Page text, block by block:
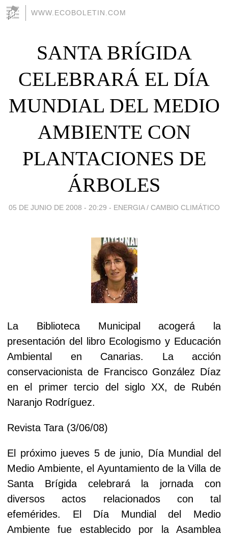
WWW.ECOBOLETIN.COM
SANTA BRÍGIDA
CELEBRARÁ EL DÍA
MUNDIAL DEL MEDIO
AMBIENTE CON
PLANTACIONES DE
ÁRBOLES
05 DE JUNIO DE 2008 - 20:29 - ENERGIA / CAMBIO CLIMÁTICO
La Biblioteca Municipal acogerá la
presentación del libro Ecologismo y Educación
Ambiental en Canarias. La acción
conservacionista de Francisco González Díaz
en el primer tercio del siglo XX, de Rubén
Naranjo Rodríguez.
Revista Tara (3/06/08)
El próximo jueves 5 de junio, Día Mundial del
Medio Ambiente, el Ayuntamiento de la Villa de
Santa Brígida celebrará la jornada con
diversos actos relacionados con tal
efemérides. El Día Mundial del Medio
Ambiente fue establecido por la Asamblea